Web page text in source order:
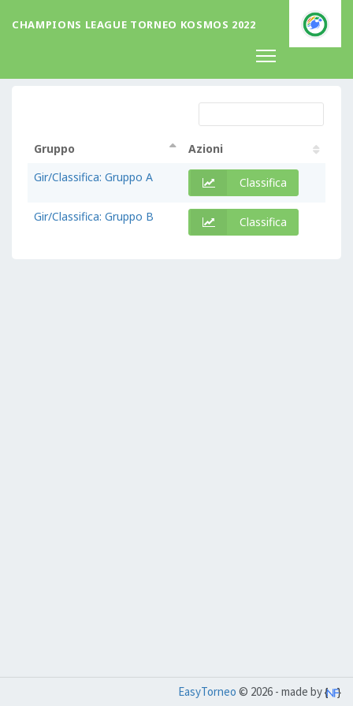
CHAMPIONS LEAGUE TORNEO KOSMOS 2022
Gruppo
Azioni
Gruppo
Azioni
Gir/Classifica: Gruppo A Classifica
Gir/Classifica: Gruppo B Classifica
EasyTorneo © 2026 - made by